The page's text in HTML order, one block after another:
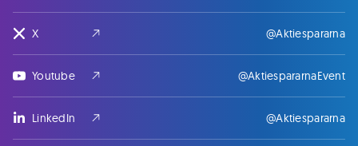
X @Aktiespararna
Youtube @AktiespararnaEvent
LinkedIn @Aktiespararna